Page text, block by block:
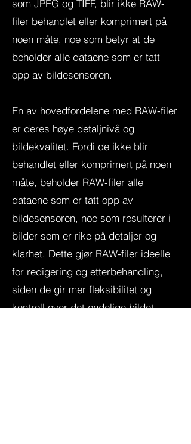
som JPEG og TIFF, blir ikke RAW-
filer behandlet eller komprimert på
noen måte, noe som betyr at de
beholder alle dataene som er tatt
opp av bildesensoren.
En av hovedfordelene med RAW-filer
er deres høye detaljnivå og
bildekvalitet. Fordi de ikke blir
behandlet eller komprimert på noen
måte, beholder RAW-filer alle
dataene som er tatt opp av
bildesensoren, noe som resulterer i
bilder som er rike på detaljer og
klarhet. Dette gjør RAW-filer ideelle
for redigering og etterbehandling,
siden de gir mer fleksibilitet og
kontroll over det endelige bildet.